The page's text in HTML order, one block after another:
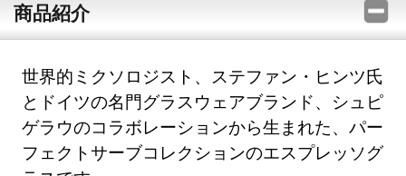
商品紹介
世界的ミクソロジスト、ステファン・ヒンツ氏
とドイツの名門グラスウェアブランド、シュピ
ゲラウのコラボレーションから生まれた、パー
フェクトサーブコレクションのエスプレッソグ